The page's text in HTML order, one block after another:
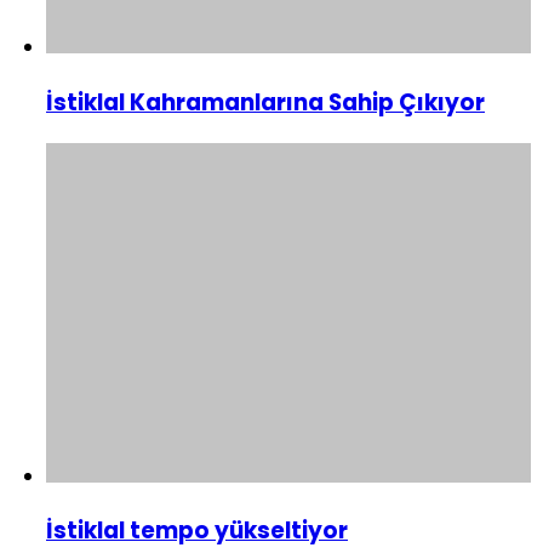
İstiklal Kahramanlarına Sahip Çıkıyor
İstiklal tempo yükseltiyor